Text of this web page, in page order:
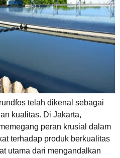
telah dikenal sebagai
kualitas. Di Jakarta,
peran krusial dalam
terhadap produk berkualitas
utama dari mengandalkan